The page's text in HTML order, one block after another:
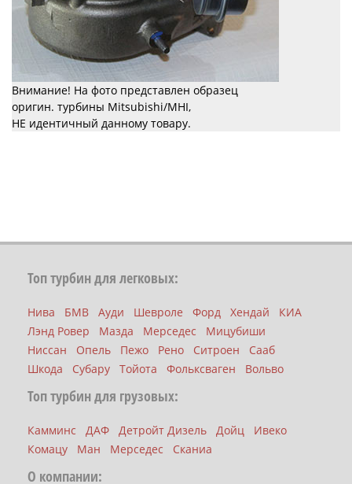
Внимание! На фото представлен образец
оригин. турбины Mitsubishi/MHI,
НЕ идентичный данному товару.
Топ турбин для легковых:
Нива БМВ Ауди Шевроле Форд Хендай
КИА
Лэнд Ровер
Мазда Мерседес
Мицубиши
Ниссан
Опель Пежо Рено Ситроен
Сааб
Шкода
Субару Тойота Фольксваген Вольво
Топ турбин для грузовых:
Камминс ДАФ Детройт Дизель Дойц
Ивеко
Комацу
Ман Мерседес Сканиа
О компании: